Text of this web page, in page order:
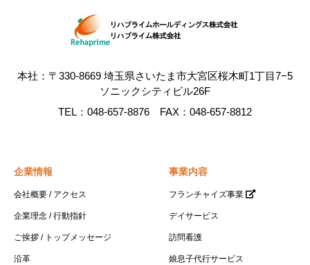
本社：〒330-8669 埼玉県さいたま市大宮区桜木町1丁目7−5
ソニックシティビル26F
TEL：048-657-8876 FAX：048-657-8812
企業情報
会社概要 / アクセス
企業理念 / 行動指針
ご挨拶 / トップメッセージ
沿革
事業内容
フランチャイズ事業
デイサービス
訪問看護
娘息子代行サービス